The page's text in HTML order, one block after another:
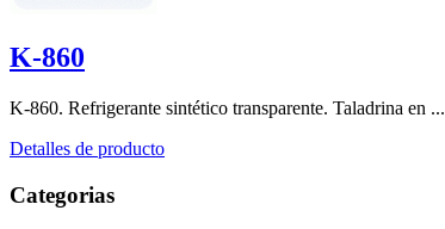
K-860
K-860. Refrigerante sintético transparente. Taladrina en ...
Detalles de producto
Categorias